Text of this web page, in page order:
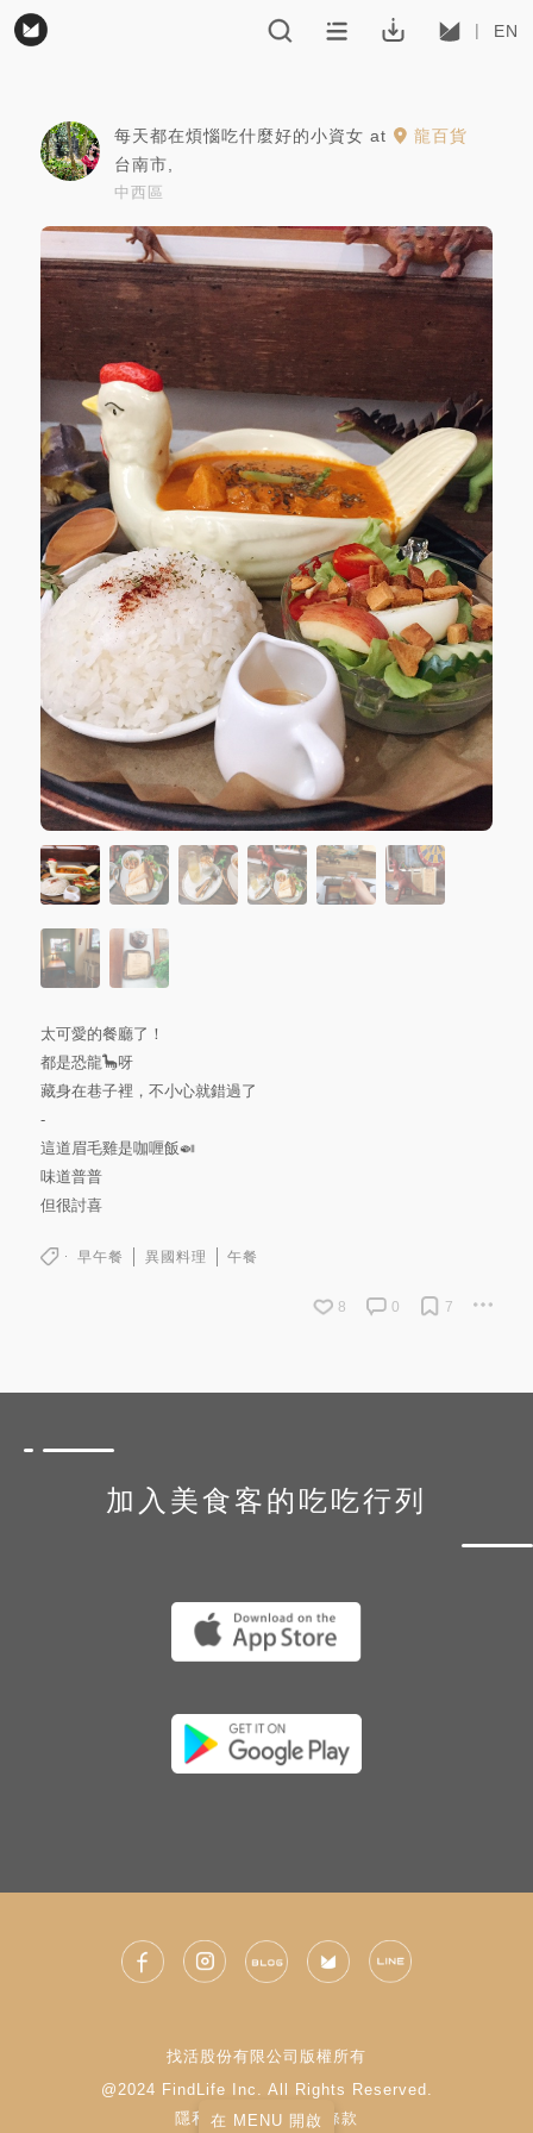
EN
每天都在煩惱吃什麼好的小資女 at
龍百貨
台南市
中西區
太可愛的餐廳了！
都是恐龍🦕呀
藏身在巷子裡，不小心就錯過了
-
這道眉毛雞是咖喱飯🍛
味道普普
但很討喜
早午餐 異國料理 午餐
8 0 7
在 MENU 開啟
加入美食客的吃吃行列
找活股份有限公司版權所有
@2024 FindLife Inc. All Rights Reserved.
隱私權政策
| 使用條款